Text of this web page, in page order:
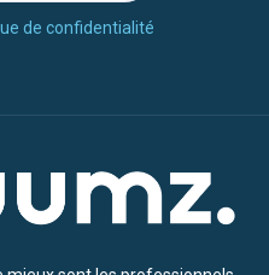
de confidentialité